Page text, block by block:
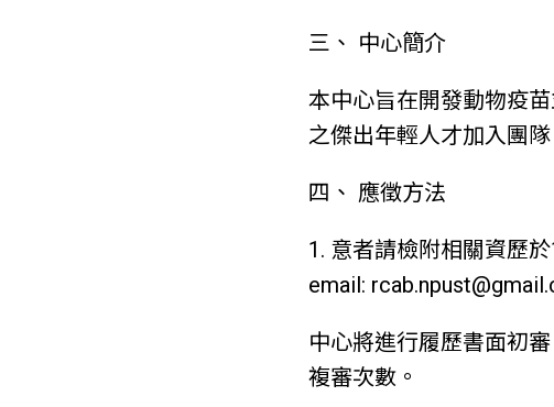
三、 中心簡介
本中心旨在開發動物疫
之傑出年輕人才加入團隊
四、 應徵方法
1. 意者請檢附相關資歷
email:
中心將進行履歷書面初
複審次數。